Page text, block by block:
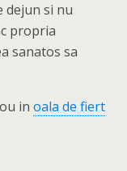
dejun si nu
propria
sanatos sa
in oala de fiert